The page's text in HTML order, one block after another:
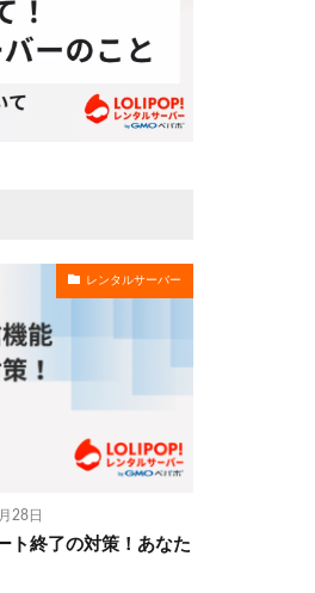
レンタルサーバー
28日
ト終了の対策！あなた